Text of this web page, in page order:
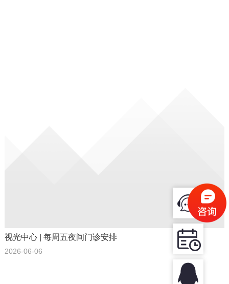
视光中心 | 每周五夜间门诊安排
2026-06-06